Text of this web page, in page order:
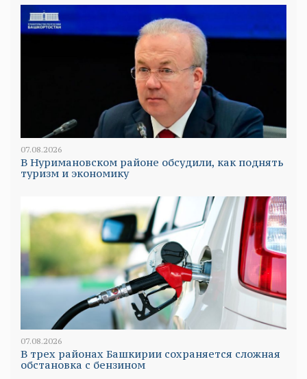
07.08.2026
В Нуримановском районе обсудили, как поднять
туризм и экономику
07.08.2026
В трех районах Башкирии сохраняется сложная
обстановка с бензином